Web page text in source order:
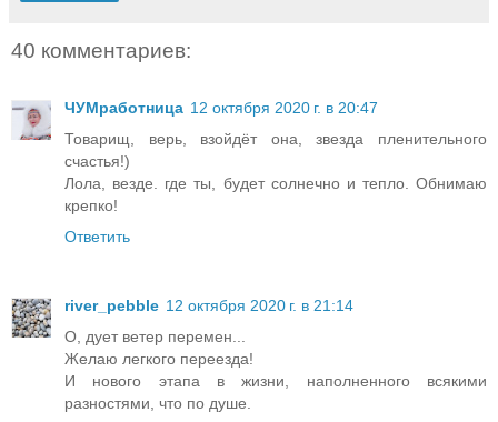
40 комментариев:
ЧУМработница 12 октября 2020 г. в 20:47
Товарищ, верь, взойдёт она, звезда пленительного
счастья!)
Лола, везде. где ты, будет солнечно и тепло. Обнимаю
крепко!
Ответить
river_pebble 12 октября 2020 г. в 21:14
О, дует ветер перемен...
Желаю легкого переезда!
И нового этапа в жизни, наполненного всякими
разностями, что по душе.